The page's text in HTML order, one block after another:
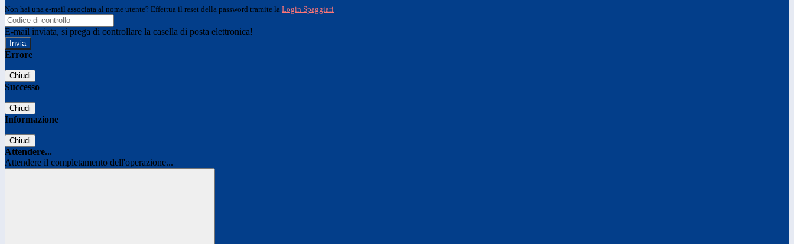
Non hai una e-mail associata al nome utente? Effettua il reset della password tramite la Login Spaggiari
E-mail inviata, si prega di controllare la casella di posta elettronica!
Errore
Chiudi
Successo
Chiudi
Informazione
Chiudi
Attendere...
Attendere il completamento dell'operazione...